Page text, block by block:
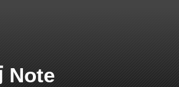
Note